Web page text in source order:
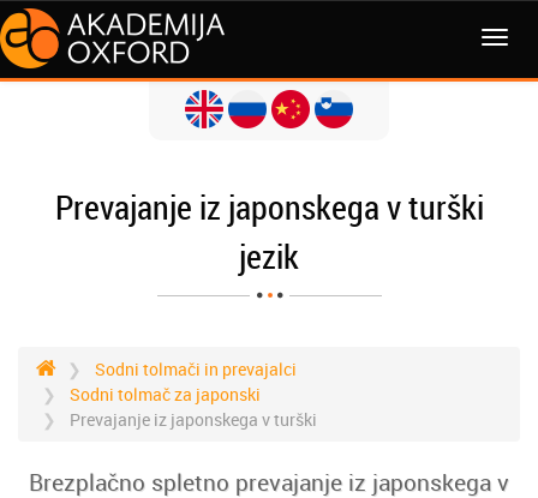
MENI
Prevajanje iz japonskega v turški
jezik
Sodni tolmači in prevajalci
Sodni tolmač za japonski
Prevajanje iz japonskega v turški
Brezplačno spletno prevajanje iz japonskega v